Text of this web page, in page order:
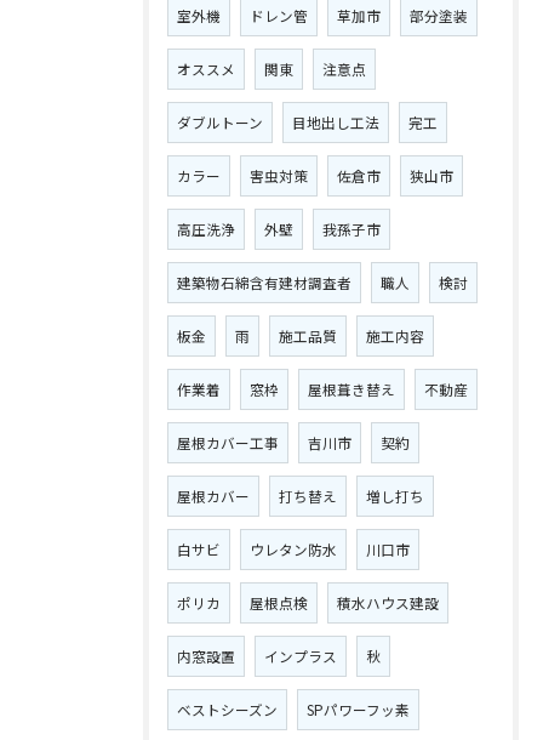
室外機 ドレン管 草加市 部分塗装
オススメ 関東 注意点
ダブルトーン 目地出し工法 完工
カラー 害虫対策 佐倉市 狭山市
高圧洗浄 外壁 我孫子市
建築物石綿含有建材調査者 職人 検討
板金 雨 施工品質 施工内容
作業着 窓枠 屋根葺き替え 不動産
屋根カバー工事 吉川市 契約
屋根カバー 打ち替え 増し打ち
白サビ ウレタン防水 川口市
ポリカ 屋根点検 積水ハウス建設
内窓設置 インプラス 秋
ベストシーズン SPパワーフッ素